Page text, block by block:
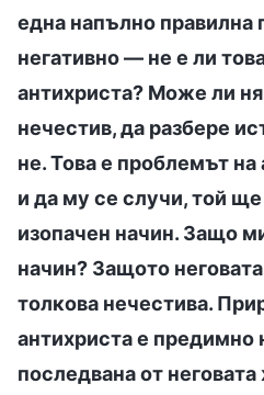
една напълно правилна
негативно — не е ли
антихриста? Може ли
нечестив, да разбере
не. Това е проблемът на
и да му се случи, той
изопачен начин. Защо
начин? Защото
толкова нечестива.
антихриста е предимно
последвана от